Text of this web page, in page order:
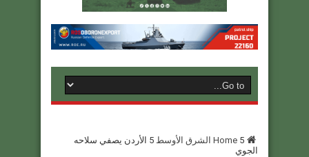
Home 5 الشرق الأوسط
الأردن يصفي سلاحه
الجوي